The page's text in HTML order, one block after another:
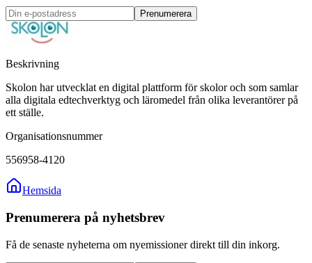
Prenumerera
Beskrivning
Skolon har utvecklat en digital plattform för skolor och som samlar
alla digitala edtechverktyg och läromedel från olika leverantörer på
ett ställe.
Organisationsnummer
556958-4120
Hemsida
Prenumerera på nyhetsbrev
Få de senaste nyheterna om nyemissioner direkt till din inkorg.